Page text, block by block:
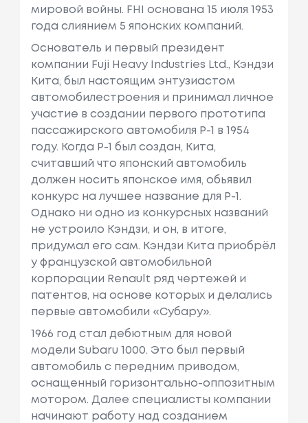
мировой войны. FHI основана 15 июля 1953
года слиянием 5 японских компаний.
Основатель и первый президент
компании Fuji Heavy Industries Ltd., Кэндзи
Кита, был настоящим энтузиастом
автомобилестроения и принимал личное
участие в создании первого прототипа
пассажирского автомобиля Р-1 в 1954
году. Когда P-1 был создан, Кита,
считавший что японский автомобиль
должен носить японское имя, обьявил
конкурс на лучшее название для P-1.
Однако ни одно из конкурсных названий
не устроило Кэндзи, и он, в итоге,
придумал его сам. Кэндзи Кита приобрёл
у французской автомобильной
корпорации Renault ряд чертежей и
патентов, на основе которых и делались
первые автомобили «Субару».
1966 год стал дебютным для новой
модели Subaru 1000. Это был первый
автомобиль с передним приводом,
оснащенный горизонтально-оппозитным
мотором. Далее специалисты компании
начинают работу над созданием